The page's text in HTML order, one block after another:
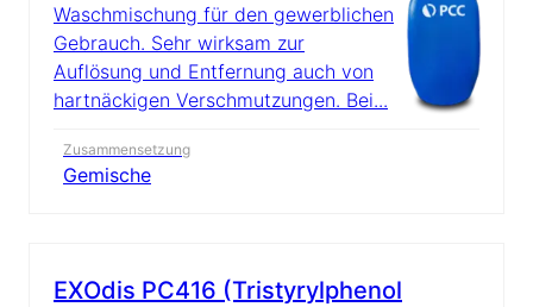
Waschmischung für den gewerblichen
Gebrauch. Sehr wirksam zur
Auflösung und Entfernung auch von
hartnäckigen Verschmutzungen. Bei...
Zusammensetzung
Gemische
EXOdis PC416 (Tristyrylphenol